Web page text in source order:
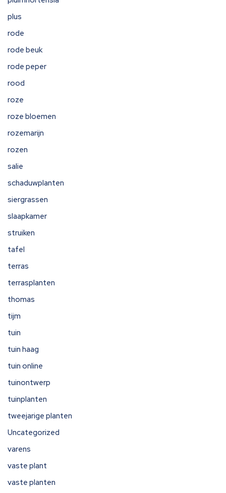
plus
rode
rode beuk
rode peper
rood
roze
roze bloemen
rozemarijn
rozen
salie
schaduwplanten
siergrassen
slaapkamer
struiken
tafel
terras
terrasplanten
thomas
tijm
tuin
tuin haag
tuin online
tuinontwerp
tuinplanten
tweejarige planten
Uncategorized
varens
vaste plant
vaste planten